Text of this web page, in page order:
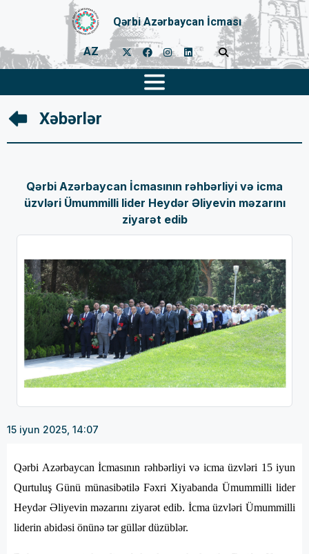
Qərbi Azərbaycan İcması
AZ
Xəbərlər
Qərbi Azərbaycan İcmasının rəhbərliyi və icma
üzvləri Ümummilli lider Heydər Əliyevin məzarını
ziyarət edib
15 iyun 2025, 14:07
Qərbi Azərbaycan İcmasının rəhbərliyi və icma üzvləri 15 iyun
Qurtuluş Günü münasibətilə Fəxri Xiyabanda Ümummilli lider
Heydər Əliyevin məzarını ziyarət edib. İcma üzvləri Ümummilli
liderin abidəsi önünə tər güllər düzüblər.